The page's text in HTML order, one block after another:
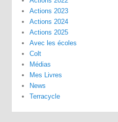
Actions 2023
Actions 2024
Actions 2025
Avec les écoles
Colt
Médias
Mes Livres
News
Terracycle